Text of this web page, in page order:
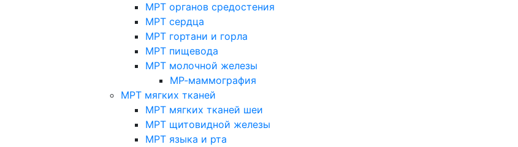
МРТ органов средостения
МРТ сердца
МРТ гортани и горла
МРТ пищевода
МРТ молочной железы
МР-маммография
МРТ мягких тканей
МРТ мягких тканей шеи
МРТ щитовидной железы
МРТ языка и рта